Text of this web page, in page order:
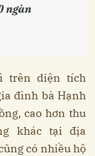
ngàn
trên diện tích
đình bà Hạnh
cao hơn thu
khác tại địa
có nhiều hộ